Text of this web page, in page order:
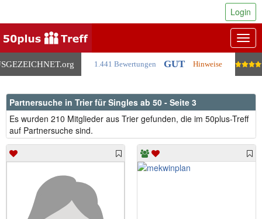
.org 1.441 Bewertungen GUT Hinweise
Login
Partnersuche in Trier für Singles ab 50 - Seite 3
Es wurden 210 Mitglieder aus Trier gefunden, die im 50plus-Treff
auf Partnersuche sind.